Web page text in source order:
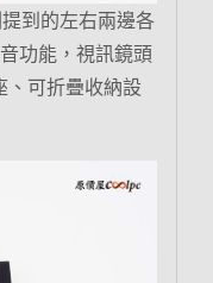
到的左右兩邊各
功能，視訊鏡頭
、可折疊收納設